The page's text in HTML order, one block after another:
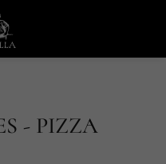
- PIZZA